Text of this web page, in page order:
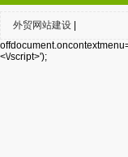
外贸网站建设
<\/script>');